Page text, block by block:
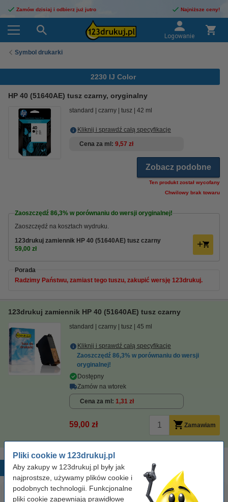
Pliki cookie w 123drukuj.pl
Aby zakupy w 123drukuj.pl były jak
najprostsze, używamy plików cookie i
podobnych technologii. Funkcjonalne
pliki cookie zapewniają prawidłowe
Zamów dzisiaj i odbierz już jutro Najniższe ceny!
Logowanie
Symbol drukarki
2230 IJ Color
HP 40 (51640AE) tusz czarny, oryginalny
standard czarny tusz 42 ml
Kliknij i sprawdź całą specyfikacje
Cena za ml
9,57 zł
Zobacz podobne
Ten produkt został wycofany
Chwilowy brak towaru
Zaoszczędź 86,3% w porównaniu do wersji oryginalnej!
Zaoszczędź na kosztach wydruku.
123drukuj zamiennik HP 40 (51640AE) tusz czarny
59,00 zł
Porada
Radzimy Państwu, zamiast tego tuszu, zakupić wersję 123drukuj.
123drukuj zamiennik HP 40 (51640AE) tusz czarny
standard czarny tusz 45 ml
Kliknij i sprawdź całą specyfikacje
Zaoszczędź 86,3% w porównaniu do wersji
oryginalnej!
Dostępny
Zamów na wtorek
Cena za ml 1,31 zł
59,00 zł Zamawiam
Popularne produkty